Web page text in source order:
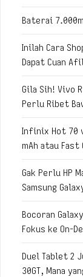
Baterai
Inilah Cara
Dapat Cuan
Gila Sih! Vivo
Perlu Ribet
Infinix Hot 70
mAh atau Fast
Gak Perlu HP
Samsung
Bocoran
Fokus ke On-
Duel Tablet 2
30GT, Mana